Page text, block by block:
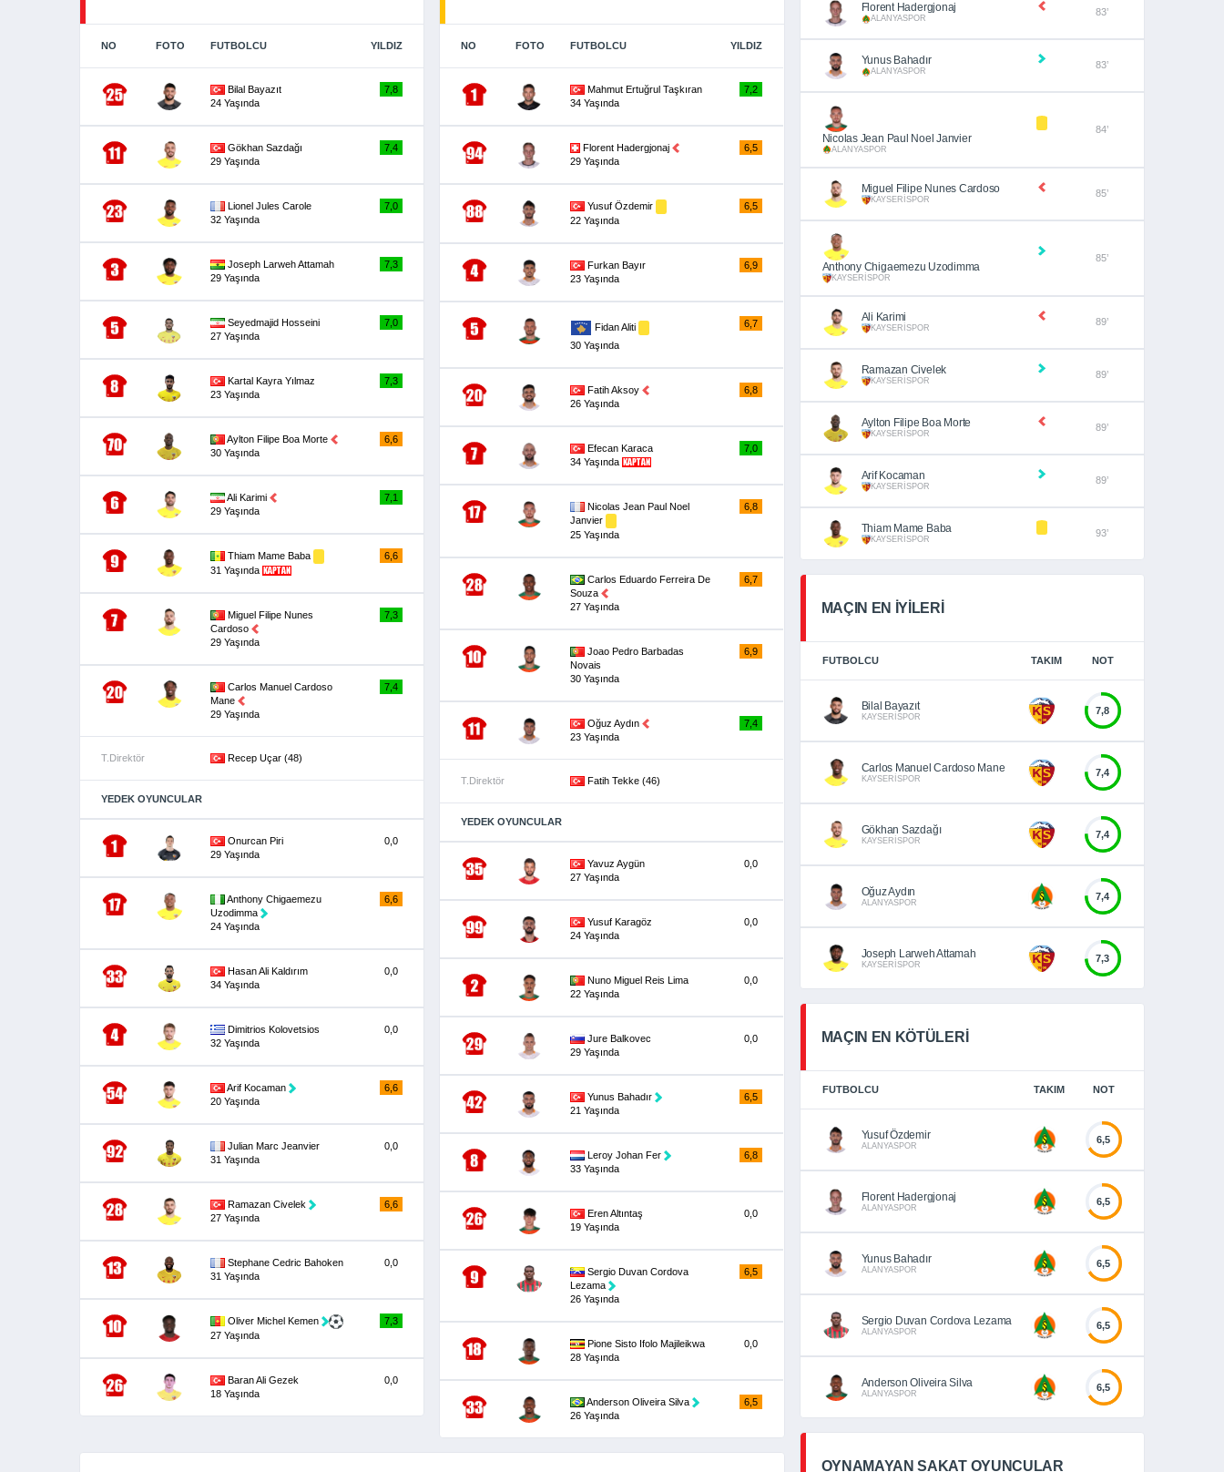
NO FOTO FUTBOLCU YILDIZ
Bilal Bayazıt
24 Yaşında
7,8
Gökhan Sazdağı
29 Yaşında
7,4
Lionel Jules Carole
32 Yaşında
7,0
Joseph Larweh Attamah
29 Yaşında
7,3
Seyedmajid Hosseini
27 Yaşında
7,0
Kartal Kayra Yılmaz
23 Yaşında
7,3
Aylton Filipe Boa Morte
30 Yaşında
6,6
Ali Karimi
29 Yaşında
7,1
Thiam Mame Baba
31 Yaşında
6,6
Miguel Filipe Nunes
Cardoso
29 Yaşında
7,3
Carlos Manuel Cardoso
Mane
29 Yaşında
7,4
T.Direktör Recep Uçar (48)
YEDEK OYUNCULAR
Onurcan Piri
29 Yaşında
0,0
Anthony Chigaemezu
Uzodimma
24 Yaşında
6,6
Hasan Ali Kaldırım
34 Yaşında
0,0
Dimitrios Kolovetsios
32 Yaşında
0,0
Arif Kocaman
20 Yaşında
6,6
Julian Marc Jeanvier
31 Yaşında
0,0
Ramazan Civelek
27 Yaşında
6,6
Stephane Cedric Bahoken
31 Yaşında
0,0
Oliver Michel Kemen
27 Yaşında
7,3
Baran Ali Gezek
18 Yaşında
0,0
NO FOTO FUTBOLCU YILDIZ
Mahmut Ertuğrul Taşkıran
34 Yaşında
7,2
Florent Hadergjonaj
29 Yaşında
6,5
Yusuf Özdemir
22 Yaşında
6,5
Furkan Bayır
23 Yaşında
6,9
Fidan Aliti
30 Yaşında
6,7
Fatih Aksoy
26 Yaşında
6,8
Efecan Karaca
34 Yaşında
7,0
Nicolas Jean Paul Noel
Janvier
25 Yaşında
6,8
Carlos Eduardo Ferreira De
Souza
27 Yaşında
6,7
Joao Pedro Barbadas
Novais
30 Yaşında
6,9
Oğuz Aydın
23 Yaşında
7,4
T.Direktör Fatih Tekke (46)
YEDEK OYUNCULAR
Yavuz Aygün
27 Yaşında
0,0
Yusuf Karagöz
24 Yaşında
0,0
Nuno Miguel Reis Lima
22 Yaşında
0,0
Jure Balkovec
29 Yaşında
0,0
Yunus Bahadır
21 Yaşında
6,5
Leroy Johan Fer
33 Yaşında
6,8
Eren Altıntaş
19 Yaşında
0,0
Sergio Duvan Cordova
Lezama
26 Yaşında
6,5
Pione Sisto Ifolo Majileikwa
28 Yaşında
0,0
Anderson Oliveira Silva
26 Yaşında
6,5
Florent Hadergjonaj
ALANYASPOR
83’
Yunus Bahadır
ALANYASPOR
83’
Nicolas Jean Paul Noel Janvier
ALANYASPOR
84’
Miguel Filipe Nunes Cardoso
KAYSERİSPOR
85’
Anthony Chigaemezu Uzodimma
KAYSERİSPOR
85’
Ali Karimi
KAYSERİSPOR
89’
Ramazan Civelek
KAYSERİSPOR
89’
Aylton Filipe Boa Morte
KAYSERİSPOR
89’
Arif Kocaman
KAYSERİSPOR
89’
Thiam Mame Baba
KAYSERİSPOR
93’
MAÇIN EN İYİLERİ
FUTBOLCU TAKIM NOT
Bilal Bayazıt
KAYSERİSPOR
7,8
Carlos Manuel Cardoso Mane
KAYSERİSPOR
7,4
Gökhan Sazdağı
KAYSERİSPOR
7,4
Oğuz Aydın
ALANYASPOR
7,4
Joseph Larweh Attamah
KAYSERİSPOR
7,3
MAÇIN EN KÖTÜLERİ
FUTBOLCU TAKIM NOT
Yusuf Özdemir
ALANYASPOR
6,5
Florent Hadergjonaj
ALANYASPOR
6,5
Yunus Bahadır
ALANYASPOR
6,5
Sergio Duvan Cordova Lezama
ALANYASPOR
6,5
Anderson Oliveira Silva
ALANYASPOR
6,5
OYNAMAYAN SAKAT OYUNCULAR